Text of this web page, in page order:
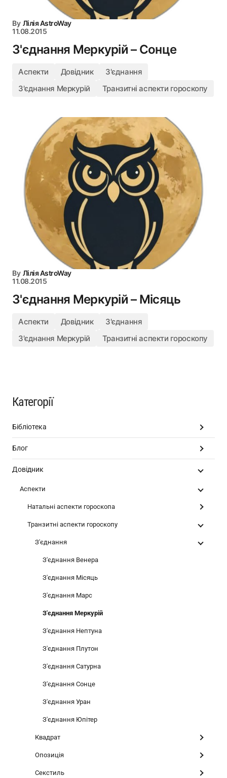
By Лілія AstroWay
11.08.2015
З'єднання Меркурій – Сонце
Аспекти Довідник
З'єднання
З'єднання Меркурій
Транзитні аспекти гороскопу
By Лілія AstroWay
11.08.2015
З'єднання Меркурій – Місяць
Аспекти Довідник
З'єднання
З'єднання Меркурій
Транзитні аспекти гороскопу
Категорії
Бібліотека
Блог
Довідник
Аспекти
Натальні аспекти гороскопа
Транзитні аспекти гороскопу
З'єднання
З'єднання Венера
З'єднання Місяць
З'єднання Марс
З'єднання Меркурій
З'єднання Нептуна
З'єднання Плутон
З'єднання Сатурна
З'єднання Сонце
З'єднання Уран
З'єднання Юпітер
Квадрат
Опозиція
Секстиль